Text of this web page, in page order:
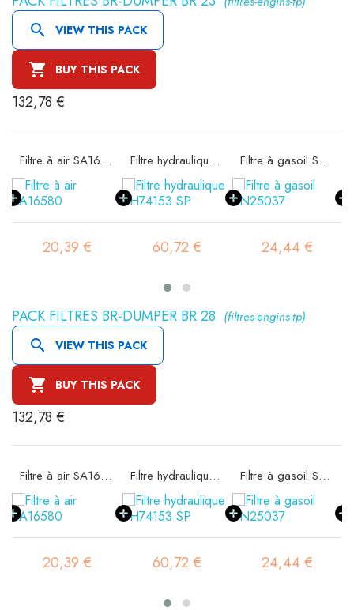
 VIEW THIS PACK
 BUY THIS PACK
132,78 €
Filtre à air SA16580
20,39 €
Filtre hydraulique SH74153 SP
60,72 €
Filtre à gasoil SN25037
24,44 €
PACK FILTRES BR-DUMPER BR 28 (filtres-engins-tp)
 VIEW THIS PACK
 BUY THIS PACK
132,78 €
Filtre à air SA16580
20,39 €
Filtre hydraulique SH74153 SP
60,72 €
Filtre à gasoil SN25037
24,44 €